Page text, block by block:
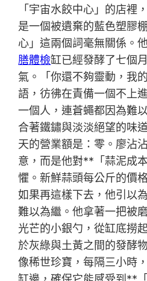
「宇宙水餃中心」的店裡
是一個被遺棄的藍色塑膠
心」這兩個詞毫無關係。
膳體檢缸已經發酵了七個
氣。「你還不夠靈動，我
語，彷彿在責備一個不上
一個人，連蒼蠅都因為難
合著鐵鏽與淡淡絕望的味
天的營業額是：零。廖沾
意，而是他對**「蒜泥成
懼。新鮮蒜頭每公斤的價
如果再這樣下去，他引以
難以為繼。他拿著一把被
光芒的小銀勺，從缸底撈
於灰綠與土黃之間的發酵
像稀世珍寶，每隔三小時